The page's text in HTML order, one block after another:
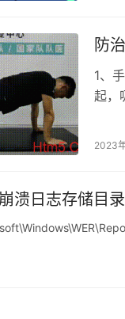
防
1、
起，
2023
溃日志存储目录